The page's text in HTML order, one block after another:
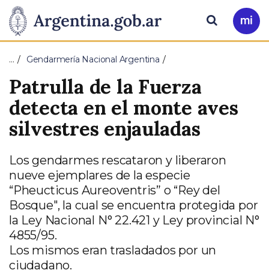
Presidencia
de
la
Nación
Pasar al contenido principal
Ir
a
Buscar
… Gendarmería Nacional Argentina
Patrulla de la Fuerza
detecta en el monte aves
silvestres enjauladas
Los gendarmes rescataron y liberaron
nueve ejemplares de la especie
“Pheucticus Aureoventris” o “Rey del
Bosque", la cual se encuentra protegida por
la Ley Nacional N° 22.421 y Ley provincial N°
4855/95.
Los mismos eran trasladados por un
ciudadano.